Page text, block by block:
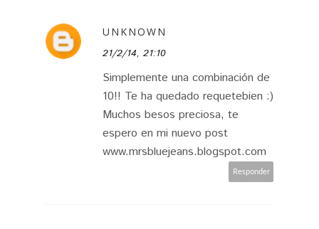
UNKNOWN
21/2/14, 21:10
Simplemente una combinación de
10!! Te ha quedado requetebien :)
Muchos besos preciosa, te
espero en mi nuevo post
www.mrsbluejeans.blogspot.com
Responder